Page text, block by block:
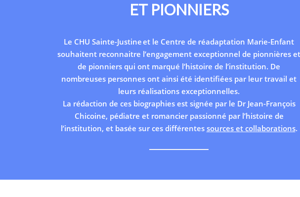
ET PIONNIERS
Le CHU Sainte-Justine et le Centre de réadaptation Marie-Enfant
souhaitent reconnaitre l’engagement exceptionnel de pionnières et
de pionniers qui ont marqué l’histoire de l’institution. De
nombreuses personnes ont ainsi été identifiées par leur travail et
leurs réalisations exceptionnelles.
La rédaction de ces biographies est signée par le Dr Jean-François
Chicoine, pédiatre et romancier passionné par l’histoire de
l’institution, et basée sur ces différentes sources et collaborations.